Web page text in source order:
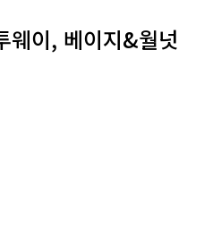
웨이, 베이지&월넛